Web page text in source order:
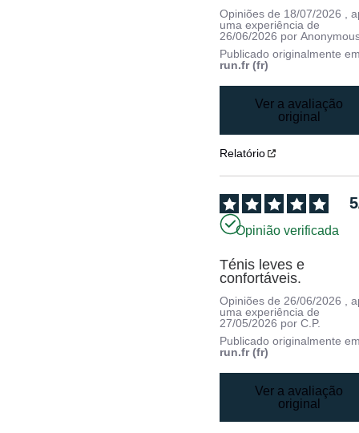
Opiniões de 18/07/2026
,
uma experiência de
26/06/2026 por
Publicado originalmente
run.fr (fr)
Ver a avaliação
original
Relatório
5
Opinião verificada
Ténis leves e
confortáveis.
Opiniões de26/06/2026 ,
uma experiência de
27/05/2026 porC.P.
Publicado originalmente
run.fr (fr)
Ver a avaliação
original